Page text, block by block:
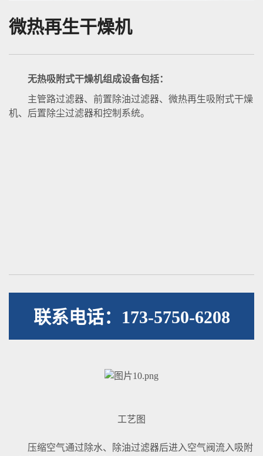
微热再生干燥机
无热吸附式干燥机组成设备包括：
主管路过滤器、前置除油过滤器、微热再生吸附式干燥
机、后置除尘过滤器和控制系统。
联系电话：173-5750-6208
工艺图
压缩空气通过除水、除油过滤器后进入空气阀流入吸附